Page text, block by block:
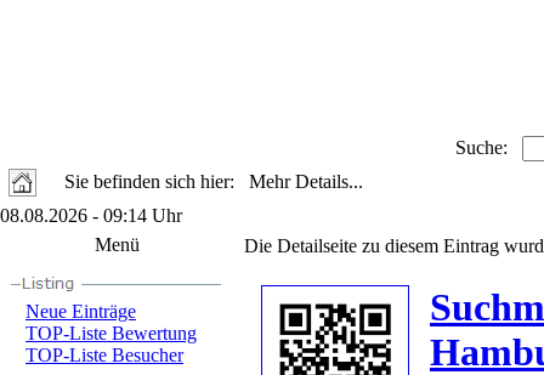
Suche:
Sie befinden sich hier: Mehr Details...
08.08.2026 - 09:14 Uhr
Menü
Neue Einträge
TOP-Liste Bewertung
TOP-Liste Besucher
Die Detailseite zu diesem Eintrag